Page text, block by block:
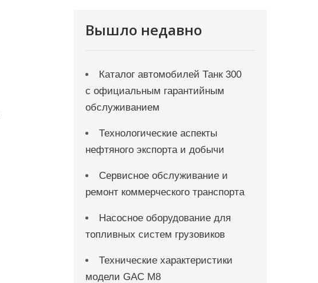
Вышло недавно
Каталог автомобилей Танк 300
с официальным гарантийным
обслуживанием
Технологические аспекты
нефтяного экспорта и добычи
Сервисное обслуживание и
ремонт коммерческого транспорта
Насосное оборудование для
топливных систем грузовиков
Технические характеристики
модели GAC M8